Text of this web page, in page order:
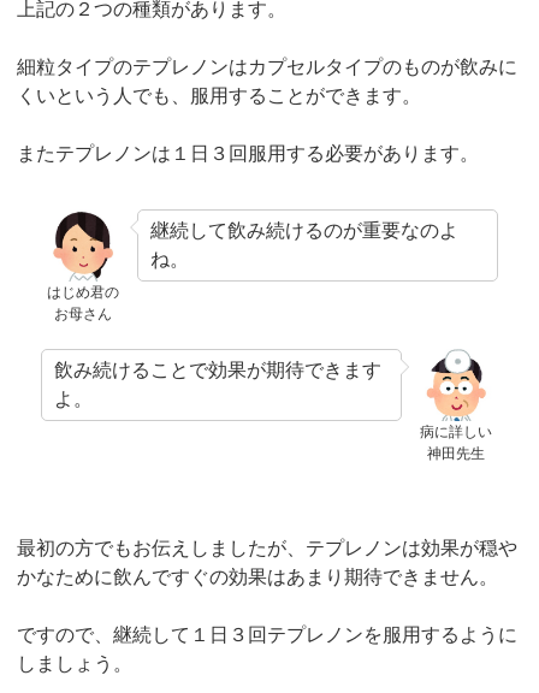
上記の２つの種類があります。
細粒タイプのテプレノンはカプセルタイプのものが飲みに
くいという人でも、服用することができます。
またテプレノンは１日３回服用する必要があります。
はじめ君の
お母さん
継続して飲み続けるのが重要なのよ
ね。
病に詳しい
神田先生
飲み続けることで効果が期待できます
よ。
最初の方でもお伝えしましたが、テプレノンは効果が穏や
かなために飲んですぐの効果はあまり期待できません。
ですので、継続して１日３回テプレノンを服用するように
しましょう。